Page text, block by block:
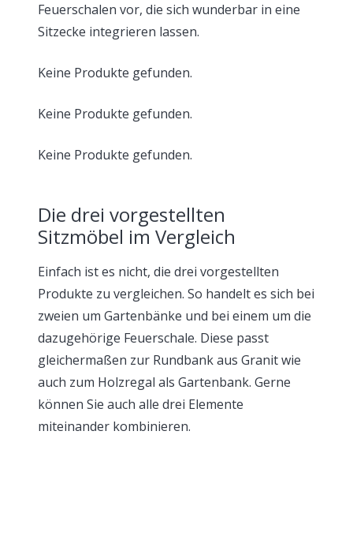
Feuerschalen vor, die sich wunderbar in eine
Sitzecke integrieren lassen.
Keine Produkte gefunden.
Keine Produkte gefunden.
Keine Produkte gefunden.
Die drei vorgestellten
Sitzmöbel im Vergleich
Einfach ist es nicht, die drei vorgestellten
Produkte zu vergleichen. So handelt es sich bei
zweien um Gartenbänke und bei einem um die
dazugehörige Feuerschale. Diese passt
gleichermaßen zur Rundbank aus Granit wie
auch zum Holzregal als Gartenbank. Gerne
können Sie auch alle drei Elemente
miteinander kombinieren.